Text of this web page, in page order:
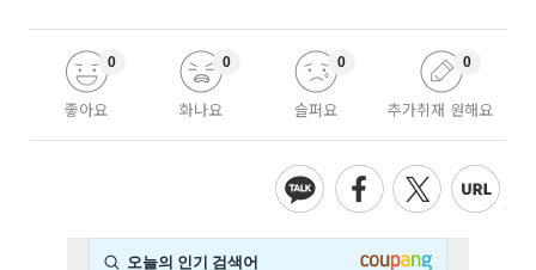
좋아요
0
화나요
0
슬퍼요
0
추가취재 원해요
0